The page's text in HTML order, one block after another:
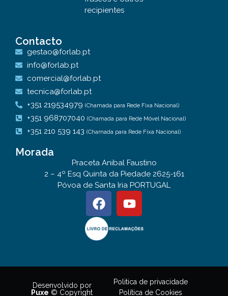
recipientes
Contacto
gestao@forlab.pt
info@forlab.pt
comercial@forlab.pt
tecnica@forlab.pt
+351 219534979 (Chamada para Rede Fixa Nacional)
+351 968707040 (Chamada para Rede Móvel Nacional)
+351 210 539 143 (Chamada para Rede Fixa Nacional)
Morada
Praceta Anibal Faustino
2 – 4º Esq Quinta da Piedade 2625-161
Póvoa de Santa Iria PORTUGAL
Desenvolvido por
Puxe © Copyright
Politica de privacidade
Política de Cookies